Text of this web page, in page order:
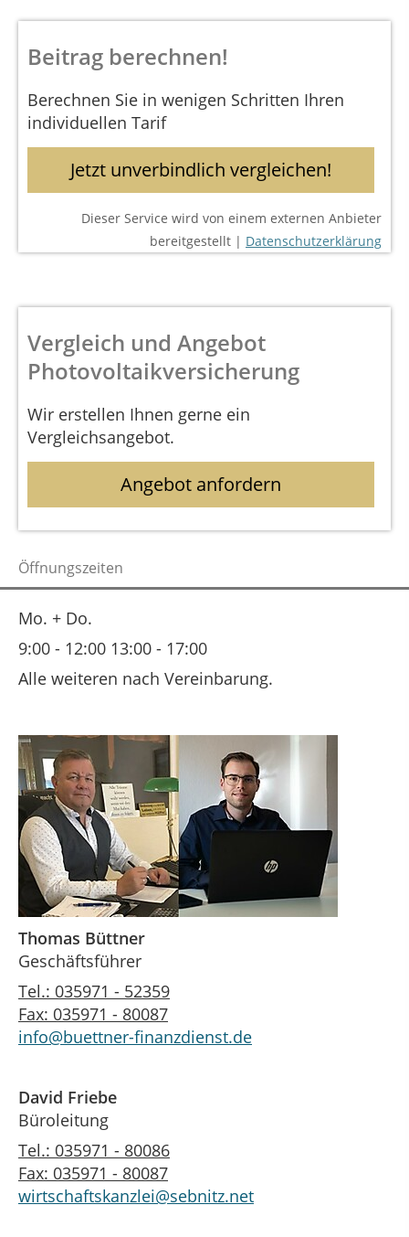
Beitrag berechnen!
Berechnen Sie in wenigen Schritten Ihren
individuellen Tarif
Jetzt unverbindlich vergleichen!
Dieser Service wird von einem externen Anbieter
bereitgestellt | Datenschutzerklärung
Vergleich und Angebot
Photovoltaikversicherung
Wir erstellen Ihnen gerne ein
Vergleichsangebot.
Angebot anfordern
Öffnungszeiten
Mo. + Do.
9:00 - 12:00 13:00 - 17:00
Alle weiteren nach Vereinbarung.
Thomas Büttner
Geschäftsführer
Tel.: 035971 - 52359
Fax: 035971 - 80087
info@buettner-finanzdienst.de
David Friebe
Büroleitung
Tel.: 035971 - 80086
Fax: 035971 - 80087
wirtschaftskanzlei@sebnitz.net